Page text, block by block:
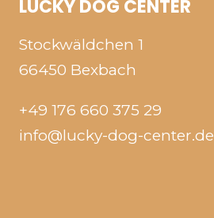
LUCKY DOG CENTER
Stockwäldchen 1
66450 Bexbach
+49 176 660 375 29
info@lucky-dog-center.de